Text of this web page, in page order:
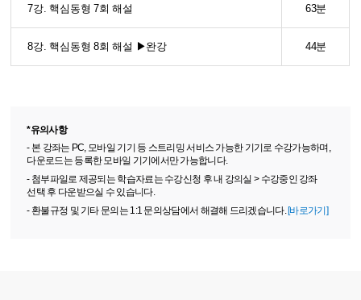
7강. 핵심동형 7회 해설 63분
8강. 핵심동형 8회 해설 ▶완강 44분
*유의사항
- 본 강좌는 PC, 모바일 기기 등 스트리밍 서비스 가능한 기기로 수강가능하며,
다운로드는 등록한 모바일 기기에서만 가능합니다.
- 첨부파일로 제공되는 학습자료는 수강신청 후 내 강의실 > 수강중인 강좌
선택 후 다운받으실 수 있습니다.
- 환불규정 및 기타 문의는 1:1 문의상담에서 해결해 드리겠습니다.[바로가기]